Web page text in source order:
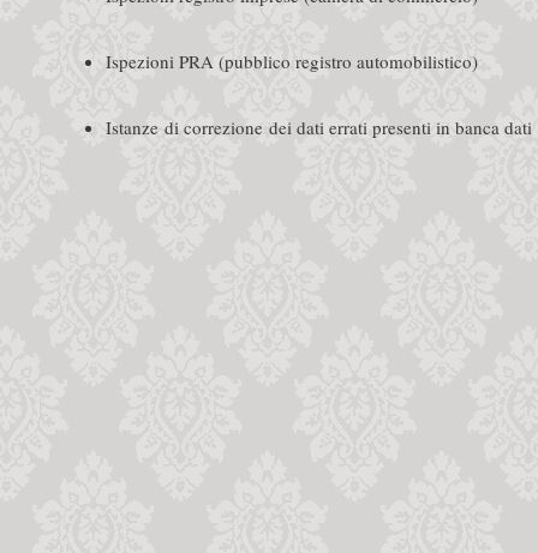
Ispezioni PRA (pubblico registro automobilistico)
Istanze di correzione dei dati errati presenti in banca dati